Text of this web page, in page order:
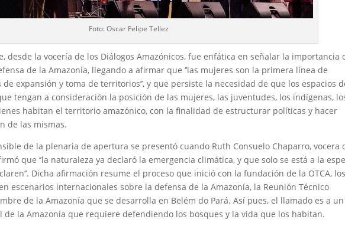
Foto: Oscar Felipe Tellez
desde la vocería de los Diálogos Amazónicos, fue enfática en señalar la importancia
de la Amazonía, llegando a afirmar que ‘’las mujeres son la primera línea de
expansión y toma de territorios’’, y que persiste la necesidad de que los espacios
tengan a consideración la posición de las mujeres, las juventudes, los indígenas,
habitan el territorio amazónico, con la finalidad de estructurar políticas y hacer
de las mismas.
de la plenaria de apertura se presentó cuando Ruth Consuelo Chaparro, vocera
que ‘’la naturaleza ya declaró la emergencia climática, y que solo se está a la
Dicha afirmación resume el proceso que inició con la fundación de la OTCA, los
escenarios internacionales sobre la defensa de la Amazonía, la Reunión Técnico
de la Amazonía que se desarrolla en Belém do Pará. Así pues, el llamado es a un
la Amazonía que requiere defendiendo los bosques y la vida que los habitan.